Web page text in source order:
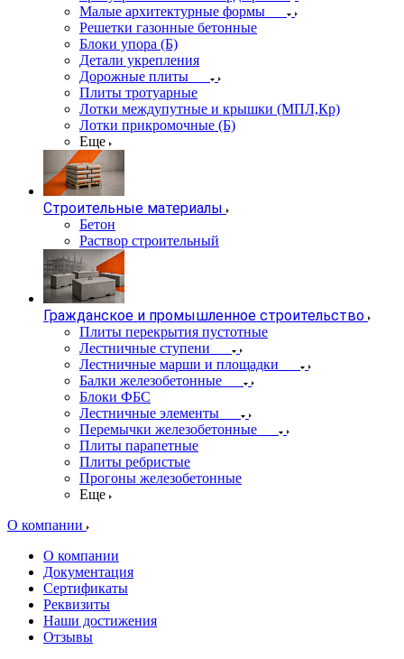
Малые архитектурные формы
Решетки газонные бетонные
Блоки упора (Б)
Детали укрепления
Дорожные плиты
Плиты тротуарные
Лотки междупутные и крышки (МПЛ,Кр)
Лотки прикромочные (Б)
Еще
Строительные материалы
Бетон
Раствор строительный
Гражданское и промышленное строительство
Плиты перекрытия пустотные
Лестничные ступени
Лестничные марши и площадки
Балки железобетонные
Блоки ФБС
Лестничные элементы
Перемычки железобетонные
Плиты парапетные
Плиты ребристые
Прогоны железобетонные
Еще
О компании
О компании
Документация
Сертификаты
Реквизиты
Наши достижения
Отзывы